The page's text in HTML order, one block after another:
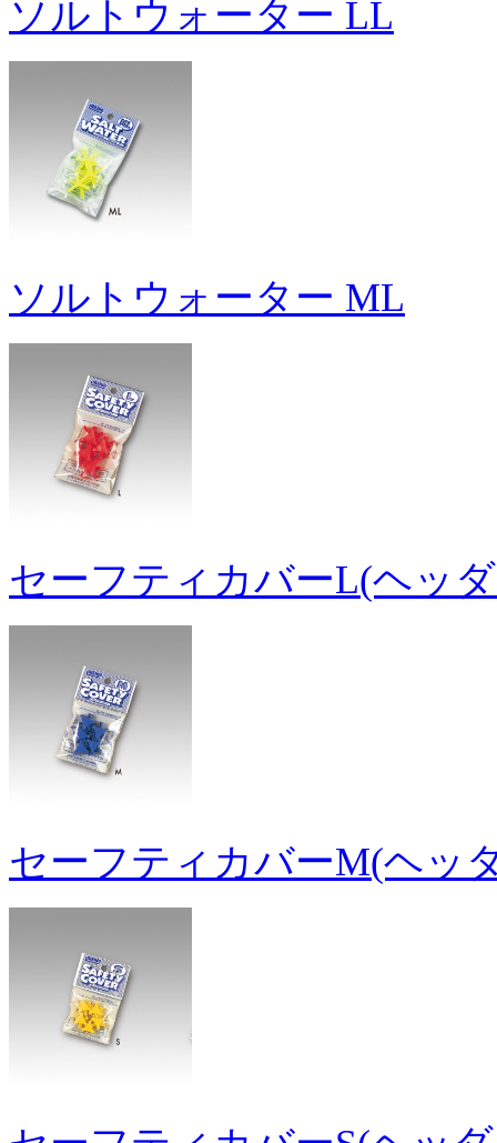
ソルトウォーター LL
ソルトウォーター ML
セーフティカバーL(ヘッ
セーフティカバーM(ヘッ